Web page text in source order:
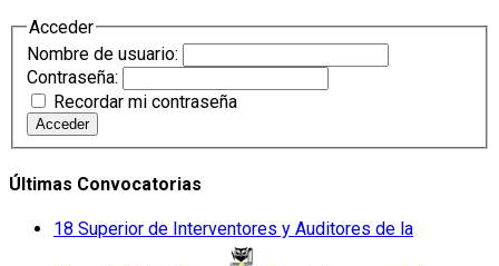
Acceder
Nombre de usuario:
Contraseña:
Recordar mi contraseña
Acceder
Últimas Convocatorias
18 Superior de Interventores y Auditores de la